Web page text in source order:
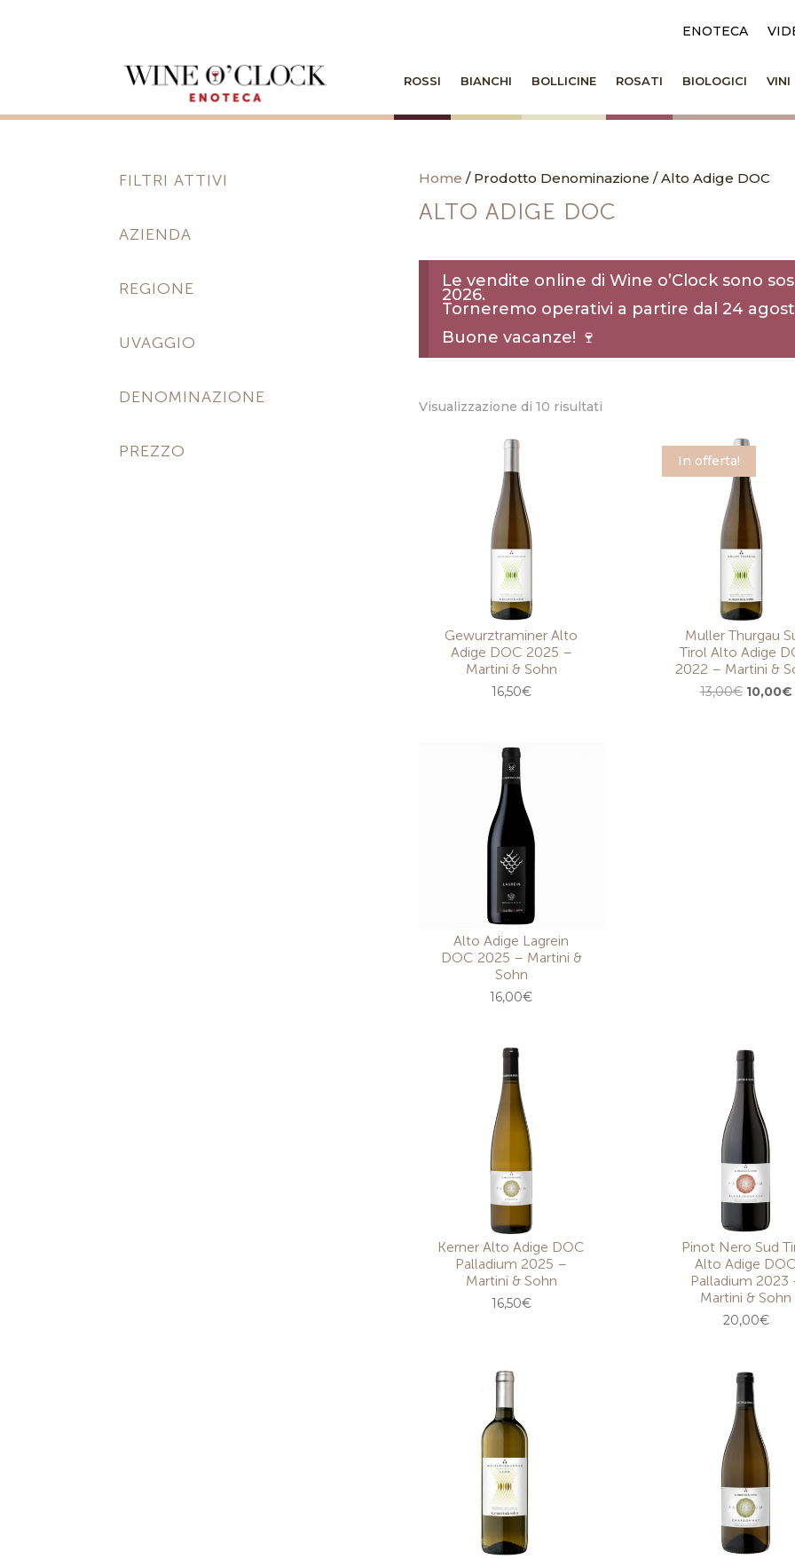
ENOTECA
ROSSI BIANCHI BOLLICINE ROSATI BIOLOGICI VINI
Home / Prodotto Denominazione / Alto Adige DOC
ALTO ADIGE DOC
Le vendite online di Wine o’Clock sono
2026.
Torneremo operativi a partire dal 24
Buone vacanze! 🍷
Visualizzazione di 10 risultatiPopolarità
Gewurztraminer Alto
Adige DOC 2025 –
Martini & Sohn
16,50€
In offerta!
Muller Thurgau
Tirol Alto Adige
2022 – Martini &
13,00€ Il
10,00€Il
Alto Adige Lagrein
DOC 2025 – Martini &
Sohn
16,00€
Kerner Alto Adige DOC
Palladium 2025 –
Martini & Sohn
16,50€
Pinot Nero Sud
Alto Adige DOC
Palladium 2023
Martini & Sohn
20,00€
FILTRI ATTIVI
AZIENDA
REGIONE
UVAGGIO
DENOMINAZIONE
PREZZO